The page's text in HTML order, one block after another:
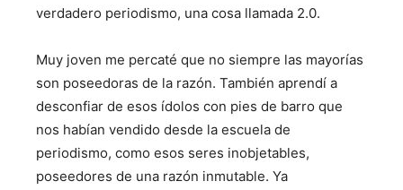
verdadero periodismo, una cosa llamada 2.0.
Muy joven me percaté que no siempre las mayorías
son poseedoras de la razón. También aprendí a
desconfiar de esos ídolos con pies de barro que
nos habían vendido desde la escuela de
periodismo, como esos seres inobjetables,
poseedores de una razón inmutable. Ya